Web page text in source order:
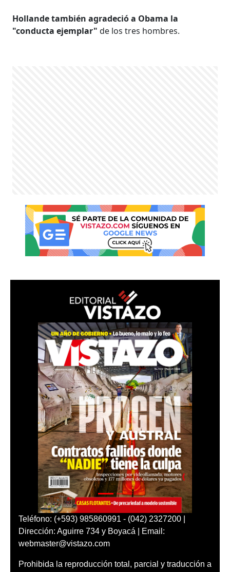
Hollande también agradeció a Obama la
"conducta ejemplar"de los tres hombres.
Teléfono: (+593) 985860991 - (042) 2327200 |
Dirección: Aguirre 734 y Boyacá | Email:
webmaster@vistazo.com
Prohibida la reproducción total, parcial y traducción a